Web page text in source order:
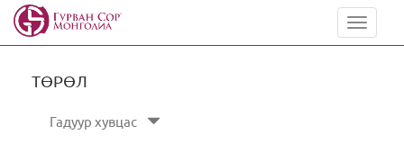
Toggle
ТӨРӨЛ
Гадуур хувцас